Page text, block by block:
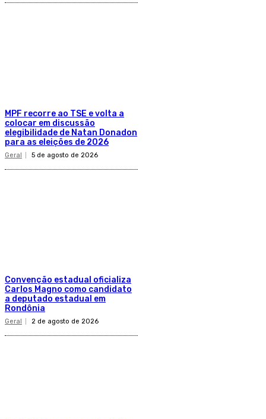
MPF recorre ao TSE e volta a
colocar em discussão
elegibilidade de Natan Donadon
para as eleições de 2026
Geral 5 de agosto de 2026
Convenção estadual oficializa
Carlos Magno como candidato
a deputado estadual em
Rondônia
Geral 2 de agosto de 2026